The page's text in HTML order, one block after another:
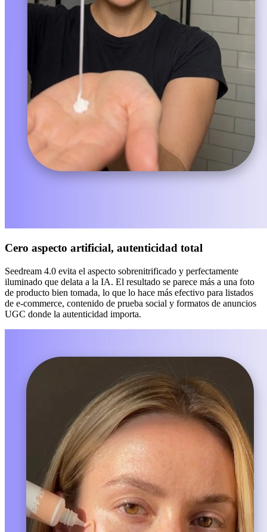
Cero aspecto artificial, autenticidad total
Seedream 4.0 evita el aspecto sobrenitrificado y perfectamente
iluminado que delata a la IA. El resultado se parece más a una foto
de producto bien tomada, lo que lo hace más efectivo para listados
de e-commerce, contenido de prueba social y formatos de anuncios
UGC donde la autenticidad importa.